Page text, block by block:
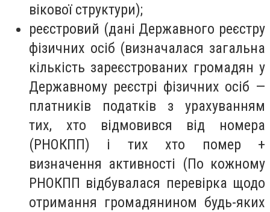
вікової структури);
реєстровий (дані Державного реєстру
фізичних осіб (визначалася загальна
кількість зареєстрованих громадян у
Державному реєстрі фізичних осіб —
платників податків з урахуванням
тих, хто відмовився від номера
(РНОКПП) і тих хто помер +
визначення активності (По кожному
РНОКПП відбувалася перевірка щодо
отримання громадянином будь-яких